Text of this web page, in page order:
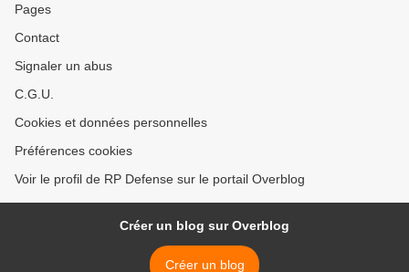
Pages
Contact
Signaler un abus
C.G.U.
Cookies et données personnelles
Préférences cookies
Voir le profil de RP Defense sur le portail Overblog
Créer un blog sur Overblog
Créer un blog